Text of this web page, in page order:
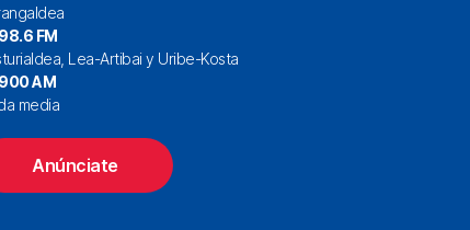
98.6 FM
Lea-Artibai y Uribe-Kosta
900 AM
media
Anúnciate